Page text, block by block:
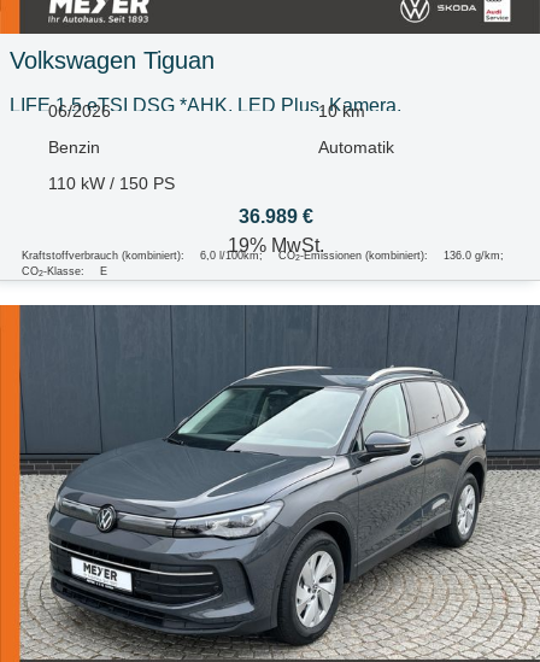
Volkswagen Tiguan
LIFE 1.5 eTSI DSG *AHK, LED Plus, Kamera,
06/2026
10 km
Benzin
Automatik
110 kW / 150 PS
36.989 €
19% MwSt.
Kraftstoffverbrauch (kombiniert): 6,0 l/100km; CO2-Emissionen (kombiniert): 136.0 g/km;
CO2-Klasse: E